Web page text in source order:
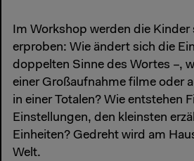
Im Workshop werden die
erproben: Wie ändert sich die
doppelten Sinne des Wortes –,
einer Großaufnahme filme oder
in einer Totalen? Wie entstehen
Einstellungen, den kleinsten
Einheiten? Gedreht wird am
Welt.